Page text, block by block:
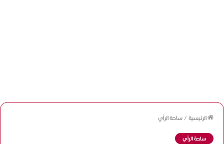
الرئيسية/ساحة الرأي
ساحة الرأي